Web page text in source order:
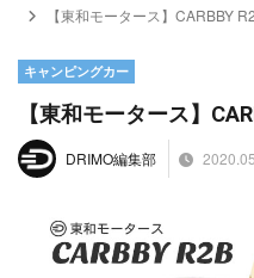
【東和モータース】CARBBY
キャンピングカー
【東和モータース】
DRIMO編集部